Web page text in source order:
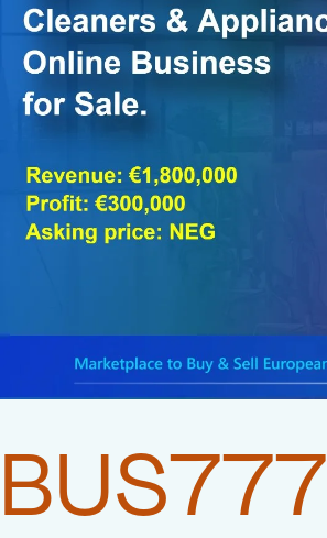
BUS777